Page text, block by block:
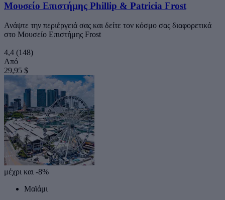
Μουσείο Επιστήμης Phillip & Patricia Frost
Ανάψτε την περιέργειά σας και δείτε τον κόσμο σας διαφορετικά
στο Μουσείο Επιστήμης Frost
4,4 (148)
Από
29,95 $
μέχρι και -8%
Μαϊάμι